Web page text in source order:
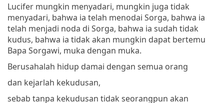
Lucifer mungkin menyadari, mungkin juga tidak
menyadari, bahwa ia telah menodai Sorga, bahwa ia
telah menjadi noda di Sorga, bahwa ia sudah tidak
kudus, bahwa ia tidak akan mungkin dapat bertemu
Bapa Sorgawi, muka dengan muka.
Berusahalah hidup damai dengan semua orang
dan kejarlah kekudusan,
sebab tanpa kekudusan tidak seorangpun akan